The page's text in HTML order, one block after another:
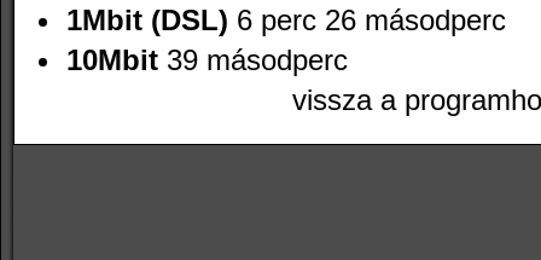
1Mbit (DSL) 6 perc 26 másodperc
10Mbit 39 másodperc
vissza a